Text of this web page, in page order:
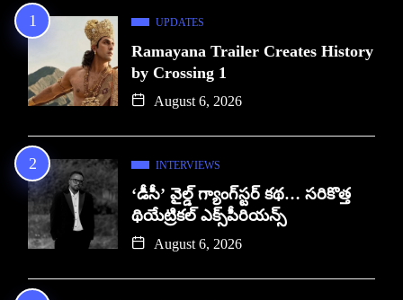
UPDATES
Ramayana Trailer Creates History
by Crossing 1
August 6, 2026
INTERVIEWS
‘డీసీ’ వైల్డ్ గ్యాంగ్‌స్టర్ కథ… సరికొత్త
థియేట్రికల్ ఎక్స్‌పీరియన్స్
August 6, 2026